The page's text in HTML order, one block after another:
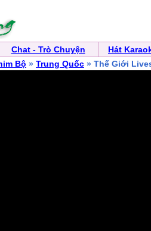
Chat - Trò Chuyện Hát
Bộ » Trung Quốc » Thế Giới